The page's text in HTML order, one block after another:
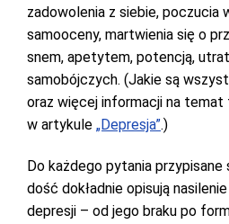
zadowolenia z siebie, poczucia
samooceny, martwienia się o
snem, apetytem, potencją,
samobójczych. (Jakie są
oraz więcej informacji na temat
w artykule „Depresja”.)
Do każdego pytania przypisane
dość dokładnie opisują
depresji – od jego braku po